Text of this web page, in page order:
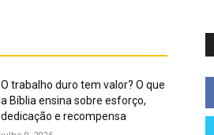
O trabalho duro tem valor? O que
a Bíblia ensina sobre esforço,
dedicação e recompensa